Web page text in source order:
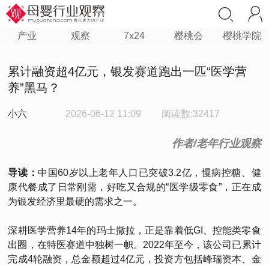
产业 观察 7x24 樱桃会 樱桃学院
累计融资超4亿元，银发赛道跑出一匹“医学营
养”黑马？
小六 2026-06-12 11:09 阅读数:32417
作者/老年行业观察
导读：中国60岁以上老年人口已突破3.2亿，慢病控糖、健
康代餐成了日常刚需，好吃又合规的“医学级零食”，正在成
为银发经济里最硬的需求之一。
深耕医学营养14年的玛士撒拉，正是靠着低GI、控能类零食
出圈，在特医赛道中独树一帜。2022年至今，该公司已累计
完成4轮融资，总金额超过4亿元，投资方包括峰瑞资本、金